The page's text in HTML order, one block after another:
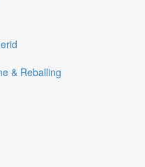
& Reballing